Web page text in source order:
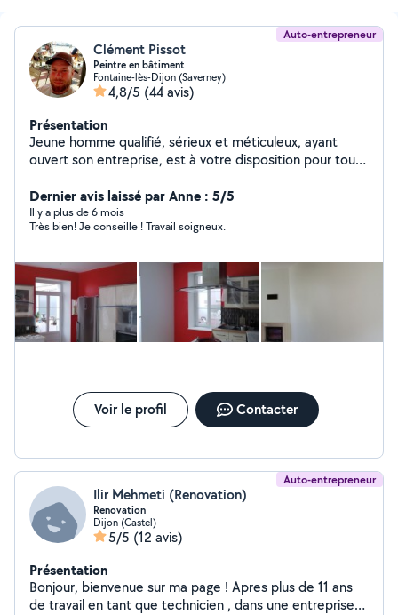
Auto-entrepreneur
Clément Pissot
Peintre en bâtiment
Fontaine-lès-Dijon (Saverney)
4,8/5 (44 avis)
Présentation
Jeune homme qualifié, sérieux et méticuleux, ayant
ouvert son entreprise, est à votre disposition pour tous
également pour espaces verts, bricolage et
manutention.
Dernier avis laissé par Anne : 5/5
Il y a plus de 6 mois
Très bien! Je conseille ! Travail soigneux.
Voir le profil Contacter
Auto-entrepreneur
Ilir Mehmeti (Renovation)
Renovation
Dijon (Castel)
5/5 (12 avis)
Présentation
Bonjour, bienvenue sur ma page ! Apres plus de 11 ans
de travail en tant que technicien , dans une entreprise